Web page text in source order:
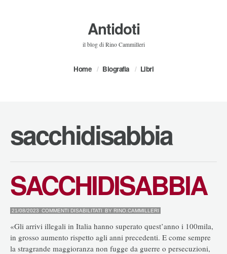
Antidoti
il blog di Rino Cammilleri
Home Biografia Libri
sacchidisabbia
SACCHIDISABBIA
21/08/2023 COMMENTI DISABILITATI SU
BY RINO.CAMMILLERI
«Gli arrivi illegali in Italia hanno superato quest’anno i 100mila,
in grosso aumento rispetto agli anni precedenti. E come sempre
la stragrande maggioranza non fugge da guerre o persecuzioni,